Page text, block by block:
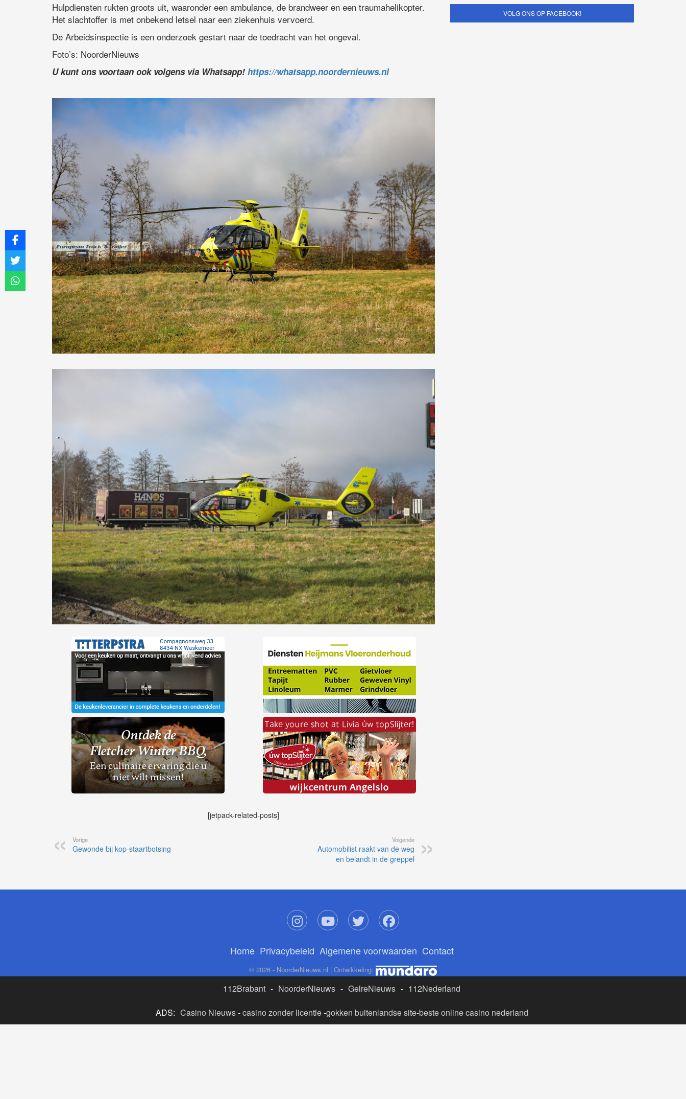
Hulpdiensten rukten groots uit, waaronder een ambulance, de brandweer en een traumahelikopter.
Het slachtoffer is met onbekend letsel naar een ziekenhuis vervoerd.
De Arbeidsinspectie is een onderzoek gestart naar de toedracht van het ongeval.
Foto’s: NoorderNieuws
U kunt ons voortaan ook volgens via Whatsapp! https://whatsapp.noordernieuws.nl
[jetpack-related-posts]
Vorige
Gewonde bij kop-staartbotsing
Volgende
Automobilist raakt van de weg
en belandt in de greppel
VOLG ONS OP FACEBOOK!
Home Privacybeleid Algemene voorwaarden Contact
© 2026 - NoorderNieuws.nl | Ontwikkeling:
112Brabant - NoorderNieuws - GelreNieuws - 112Nederland
ADS: Casino Nieuws-casino zonder licentie-gokken buitenlandse site-beste online casino nederland